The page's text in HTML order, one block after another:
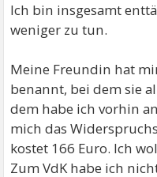
Ich bin insgesamt
weniger zu tun.
Meine Freundin hat
benannt, bei dem sie
dem habe ich vorhin
mich das
kostet 166 Euro. Ich
Zum VdK habe ich